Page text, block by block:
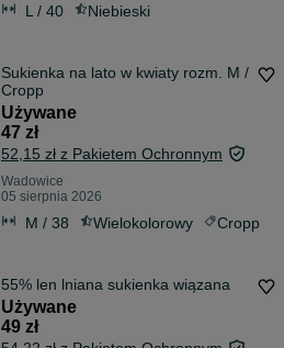
L / 40 Niebieski
Sukienka na lato w kwiaty rozm. M /
Cropp
Używane
47 zł
52,15 zł z Pakietem Ochronnym
Wadowice
05 sierpnia 2026
M / 38 Wielokolorowy Cropp
55% len lniana sukienka wiązana
Używane
49 zł